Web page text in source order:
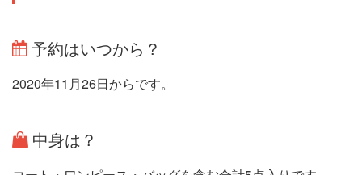
予約はいつから？
2020年11月26日からです。
中身は？